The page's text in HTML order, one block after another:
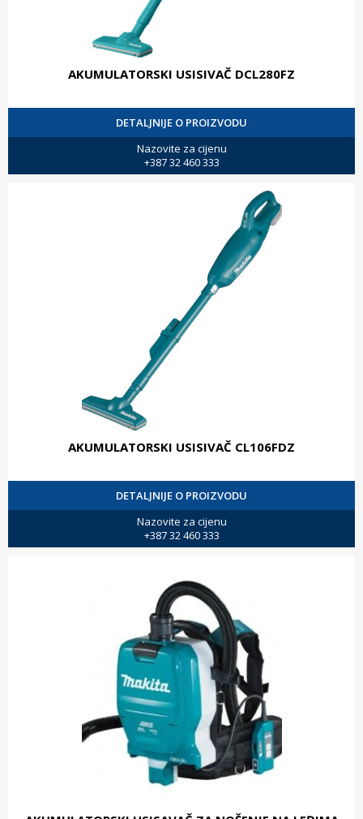
AKUMULATORSKI USISIVAČ DCL280FZ
DETALJNIJE O PROIZVODU
Nazovite za cijenu
+387 32 460 333
AKUMULATORSKI USISIVAČ CL106FDZ
DETALJNIJE O PROIZVODU
Nazovite za cijenu
+387 32 460 333